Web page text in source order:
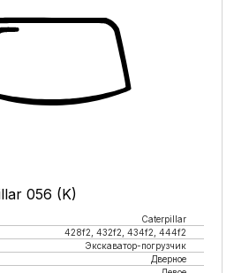
056 (K)
Caterpillar
428f2, 432f2, 434f2, 444f2
Экскаватор-погрузчик
Дверное